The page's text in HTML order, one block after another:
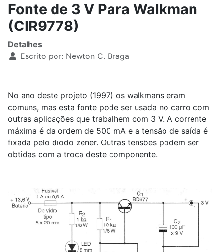
Fonte de 3 V Para Walkman
(CIR9778)
Detalhes
Escrito por: Newton C. Braga
No ano deste projeto (1997) os walkmans eram
comuns, mas esta fonte pode ser usada no carro com
outras aplicações que trabalhem com 3 V. A corrente
máxima é da ordem de 500 mA e a tensão de saída é
fixada pelo diodo zener. Outras tensões podem ser
obtidas com a troca deste componente.